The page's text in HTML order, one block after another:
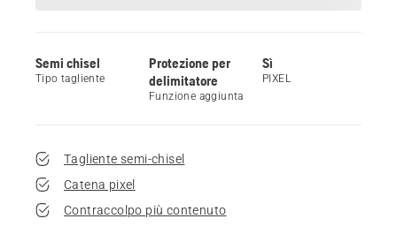
Semi chisel
Tipo tagliente
Protezione per
delimitatore
Funzione aggiunta
Sì
PIXEL
Tagliente semi-chisel
Catena pixel
Contraccolpo più contenuto